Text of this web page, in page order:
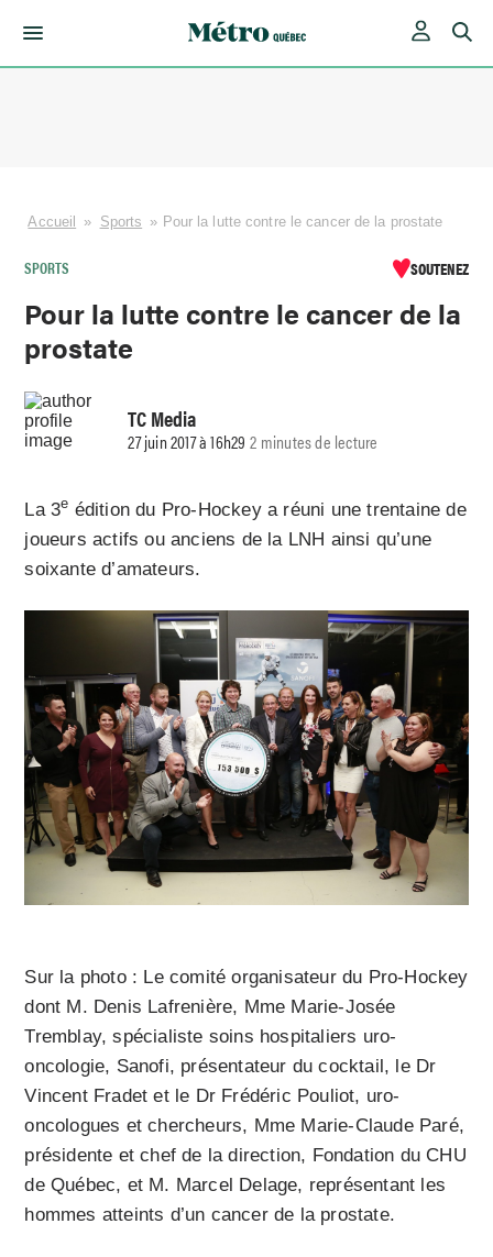
Accueil » Sports » Pour la lutte contre le cancer de la prostate
SPORTS SOUTENEZ
Pour la lutte contre le cancer de la
prostate
TC Media
27 juin 2017 à 16h29 2 minutes de lecture
La 3e édition du Pro-Hockey a réuni une trentaine de
joueurs actifs ou anciens de la LNH ainsi qu’une
soixante d’amateurs.
Sur la photo : Le comité organisateur du Pro-Hockey
dont M. Denis Lafrenière, Mme Marie-Josée
Tremblay, spécialiste soins hospitaliers uro-
oncologie, Sanofi, présentateur du cocktail, le Dr
Vincent Fradet et le Dr Frédéric Pouliot, uro-
oncologues et chercheurs, Mme Marie-Claude Paré,
présidente et chef de la direction, Fondation du CHU
de Québec, et M. Marcel Delage, représentant les
hommes atteints d’un cancer de la prostate.